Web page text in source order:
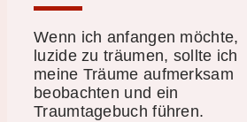
Wenn ich anfangen möchte,
luzide zu träumen, sollte ich
meine Träume aufmerksam
beobachten und ein
Traumtagebuch führen.